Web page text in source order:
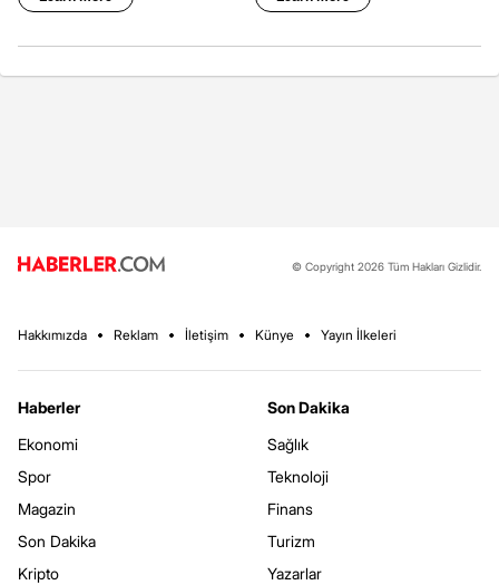
© Copyright 2026 Tüm Hakları Gizlidir.
Hakkımızda Reklam İletişim Künye Yayın İlkeleri
Haberler
Ekonomi
Spor
Magazin
Son Dakika
Kripto
Son Dakika
Sağlık
Teknoloji
Finans
Turizm
Yazarlar